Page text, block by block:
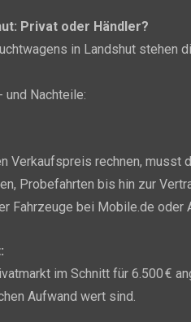
Privat oder Händler?
in Landshut
und Nachteile:
Verkaufspreis rechnen,
Probefahrten bis hin zur
Fahrzeuge bei Mobile.de oder
im Schnitt für 6.500 €
Aufwand wert sind.